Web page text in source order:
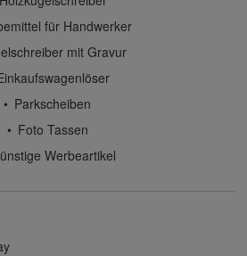
für Handwerker
mit Gravur
Parkscheiben
Foto Tassen
Werbeartikel